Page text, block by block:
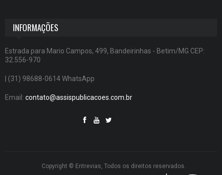
INFORMAÇÕES
Estrada para Mario Campos, 499, Bandeirinhas - Betim/MG CEP:
32.556-970
| (31) 98688-0614 WhatsApp
Email: contato@assispublicacoes.com.br
Copyright © Entrevias, Todos os direitos reservados.